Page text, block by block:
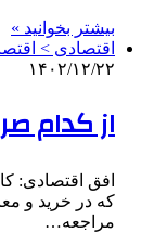
بیشتر بخوانید »
اقتصادی >
۱۴۰۲/۱۲/۲۲
از کدام
افق اقتصادی:
که در خرید و
مراجعه…